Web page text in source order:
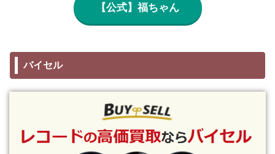
【公式】福ちゃん
バイセル